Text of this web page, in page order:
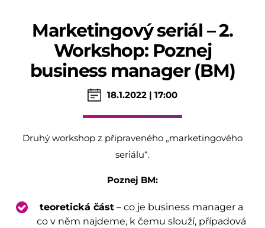
Marketingový seriál – 2.
Workshop: Poznej
business manager (BM)
18.1.2022 | 17:00
Druhý workshop z připraveného „marketingového
seriálu“.
Poznej BM:
teoretická část – co je business manager a
co v něm najdeme, k čemu slouží, případová